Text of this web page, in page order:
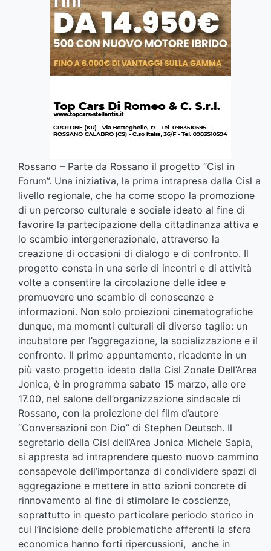
Rossano – Parte da Rossano il progetto “Cisl in
Forum”. Una iniziativa, la prima intrapresa dalla Cisl a
livello regionale, che ha come scopo la promozione
di un percorso culturale e sociale ideato al fine di
favorire la partecipazione della cittadinanza attiva e
lo scambio intergenerazionale, attraverso la
creazione di occasioni di dialogo e di confronto. Il
progetto consta in una serie di incontri e di attività
volte a consentire la circolazione delle idee e
promuovere uno scambio di conoscenze e
informazioni. Non solo proiezioni cinematografiche
dunque, ma momenti culturali di diverso taglio: un
incubatore per l’aggregazione, la socializzazione e il
confronto. Il primo appuntamento, ricadente in un
più vasto progetto ideato dalla Cisl Zonale Dell’Area
Jonica, è in programma sabato 15 marzo, alle ore
17.00, nel salone dell’organizzazione sindacale di
Rossano, con la proiezione del film d’autore
“Conversazioni con Dio” di Stephen Deutsch. Il
segretario della Cisl dell’Area Jonica Michele Sapia,
si appresta ad intraprendere questo nuovo cammino
consapevole dell’importanza di condividere spazi di
aggregazione e mettere in atto azioni concrete di
rinnovamento al fine di stimolare le coscienze,
soprattutto in questo particolare periodo storico in
cui l’incisione delle problematiche afferenti la sfera
economica hanno forti ripercussioni, anche in